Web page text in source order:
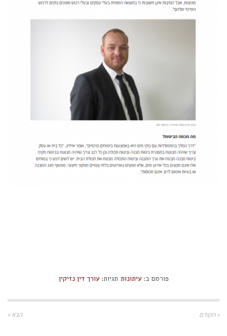
פורסם ב:עיתונות תגיות:עורך דין נזיקין
« הקודם הבא »